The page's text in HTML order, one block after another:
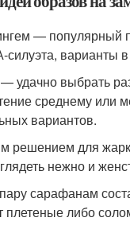
— популярный
силуэта, варианты
удачно выбрать
среднему или
вариантов.
решением для
нежно и
сарафанам
плетеные либо